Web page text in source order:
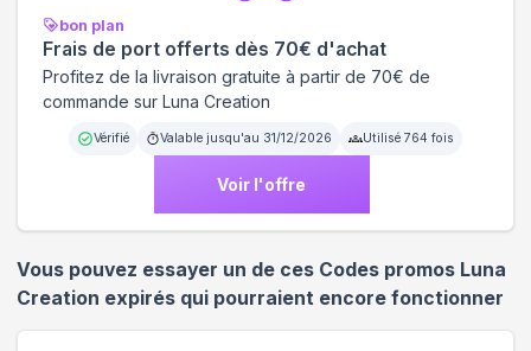
bon plan
Frais de port offerts dès 70€ d'achat
Profitez de la livraison gratuite à partir de 70€ de
commande sur Luna Creation
Vérifié Valable jusqu'au 31/12/2026 Utilisé 764 fois
Voir l'offre
Vous pouvez essayer un de ces Codes promos Luna
Creation expirés qui pourraient encore fonctionner